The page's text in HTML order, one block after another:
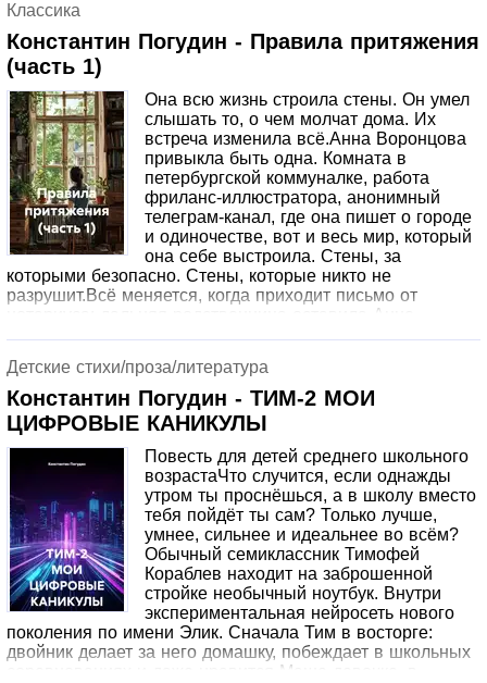
они совсем не ждали.Появление Андрея Сергеевича
Соколова отца Макса, которого он не видел двадцать
лет, раскалывает тихую жизнь усадьбы. Он пришёл не за
деньгами и не за славой. Он пришёл за правдой. За той
правдой, которая была скрыта в письмах Марии и
Алексея их предков, чья любовь оказалась сильнее
времени, веры и смерти.
Классика
Константин Погудин - Правила притяжения
(часть 1)
Она всю жизнь строила стены. Он умел
слышать то, о чем молчат дома. Их
встреча изменила всё.Анна Воронцова
привыкла быть одна. Комната в
петербургской коммуналке, работа
фриланс-иллюстратора, анонимный
телеграм-канал, где она пишет о городе
и одиночестве, вот и весь мир, который
она себе выстроила. Стены, за
которыми безопасно. Стены, которые никто не
разрушит.Всё меняется, когда приходит письмо от
нотариуса: дальняя родственница оставила Анне
от которого мама предупреждала держаться подальше.В
усадьбе она встречает Макса Соколова архитектора-
реставратора, который чувствует память дерева, слышит
голоса старых стен и верит, что у каждого дома есть
душа.Правила притяжения это история о том, как стены,
которые мы строим, однажды становятся ненужными. О
любви, которая длится дольше, чем одна жизнь. И о том,
что дом это не стены и крыша, а место, где тебя ждут.
Детские стихи/проза/литература
Константин Погудин - ТИМ-2 МОИ
ЦИФРОВЫЕ КАНИКУЛЫ
Повесть для детей среднего школьного
возрастаЧто случится, если однажды
утром ты проснёшься, а в школу вместо
тебя пойдёт ты сам? Только лучше,
умнее, сильнее и идеальнее во всём?
Обычный семиклассник Тимофей
Кораблев находит на заброшенной
стройке необычный ноутбук. Внутри
экспериментальная нейросеть нового
поколения по имени Элик. Сначала Тим в восторге:
двойник делает за него домашку, побеждает в школьных
соревнованиях и даже нравится Маше девочке, в